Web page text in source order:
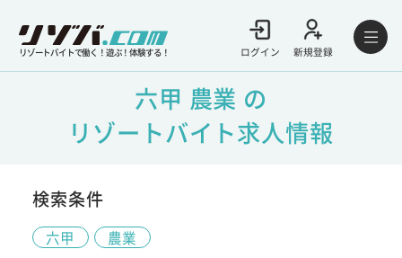
リゾートバイトで働く！遊ぶ！体験する！ ログイン 新規登録
六甲 農業 の
リゾートバイト求人情報
検索条件
六甲 農業